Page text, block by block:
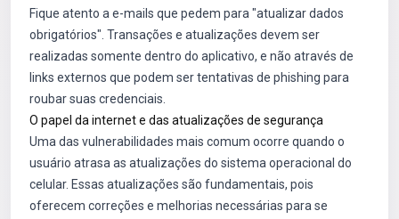
Fique atento a e-mails que pedem para "atualizar dados
obrigatórios". Transações e atualizações devem ser
realizadas somente dentro do aplicativo, e não através de
links externos que podem ser tentativas de phishing para
roubar suas credenciais.
O papel da internet e das atualizações de segurança
Uma das vulnerabilidades mais comum ocorre quando o
usuário atrasa as atualizações do sistema operacional do
celular. Essas atualizações são fundamentais, pois
oferecem correções e melhorias necessárias para se